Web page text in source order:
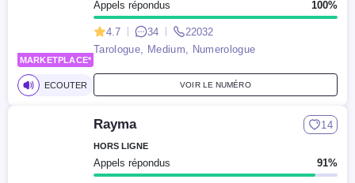
NOUVEAU
MARKETPLACE*
Appels répondus 100%
4.7 34
22032
Tarologue, Medium, Numerologue
ECOUTER VOIR LE NUMÉRO
Rayma 14
HORS LIGNE
Appels répondus 91%